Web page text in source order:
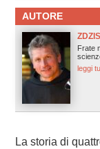
AUTORE
Frate
leggi
La storia di